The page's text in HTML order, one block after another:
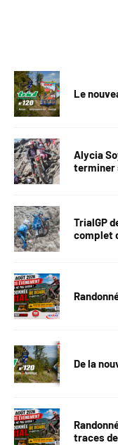
Le
Alycia
terminer
TrialGP
complet
De la
traces